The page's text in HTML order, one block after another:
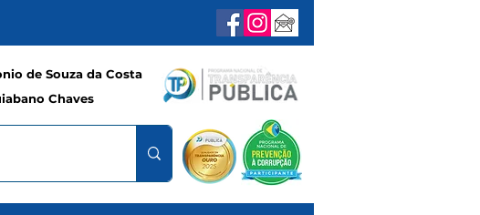
de Souza da Costa
Chaves